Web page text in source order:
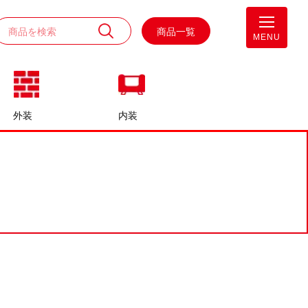
商品一覧
外装 内装
MENU